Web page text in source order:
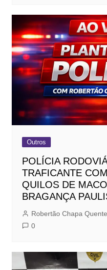
Outros
POLÍCIA
TRAFICANTE
QUILOS DE
BRAGANÇA
Robertão Chapa Quente
0